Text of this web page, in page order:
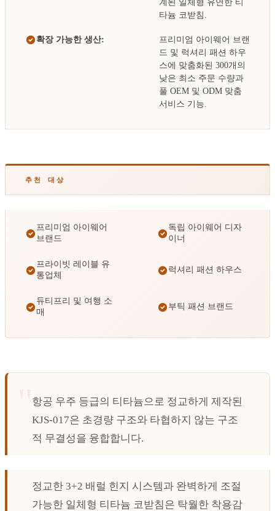
계된 일체형 유연한 티
타늄 코받침.
확장 가능한 생산:
프리미엄 아이웨어 브랜
드 및 럭셔리 패션 하우
스에 맞춤화된 300개의
낮은 최소 주문 수량과
풀 OEM 및 ODM 맞춤
서비스 기능.
추천 대상
프리미엄 아이웨어
브랜드
독립 아이웨어 디자
이너
프라이빗 레이블 유
통업체
럭셔리 패션 하우스
듀티프리 및 여행 소
매
부틱 패션 브랜드
항공 우주 등급의 티타늄으로 정교하게 제작된
KJS-017은 초경량 구조와 타협하지 않는 구조
적 무결성을 융합합니다.
정교한 3+2 배럴 힌지 시스템과 완벽하게 조절
가능한 일체형 티타늄 코받침은 탁월한 착용감